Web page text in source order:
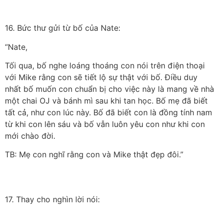
16. Bức thư gửi từ bố của Nate:
“Nate,
Tối qua, bố nghe loáng thoáng con nói trên điện thoại
với Mike rằng con sẽ tiết lộ sự thật với bố. Điều duy
nhất bố muốn con chuẩn bị cho việc này là mang về nhà
một chai OJ và bánh mì sau khi tan học. Bố mẹ đã biết
tất cả, như con lúc này. Bố đã biết con là đồng tính nam
từ khi con lên sáu và bố vẫn luôn yêu con như khi con
mới chào đời.
TB: Mẹ con nghĩ rằng con và Mike thật đẹp đôi.”
17. Thay cho nghìn lời nói: